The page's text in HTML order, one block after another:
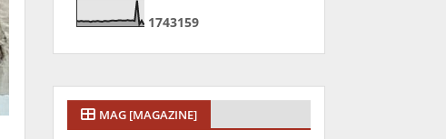
1743159
MAG [MAGAZINE]